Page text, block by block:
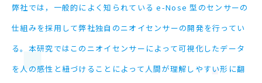
弊社では，一般的によく知られている e-Nose 型のセンサーの
仕組みを採用して弊社独自のニオイセンサーの開発を行ってい
る。本研究ではこのニオイセンサーによって可視化したデータ
を人の感性と紐づけることによって人間が理解しやすい形に翻